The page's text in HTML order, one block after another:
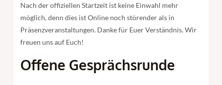
Nach der offiziellen Startzeit ist keine Einwahl mehr
möglich, denn dies ist Online noch störender als in
Präsenzveranstaltungen. Danke für Euer Verständnis. Wir
freuen uns auf Euch!
Offene Gesprächsrunde